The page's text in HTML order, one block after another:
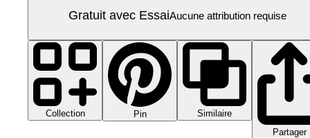
Gratuit avec EssaiAucune attribution requise
Collection Pin
Similaire
Partager